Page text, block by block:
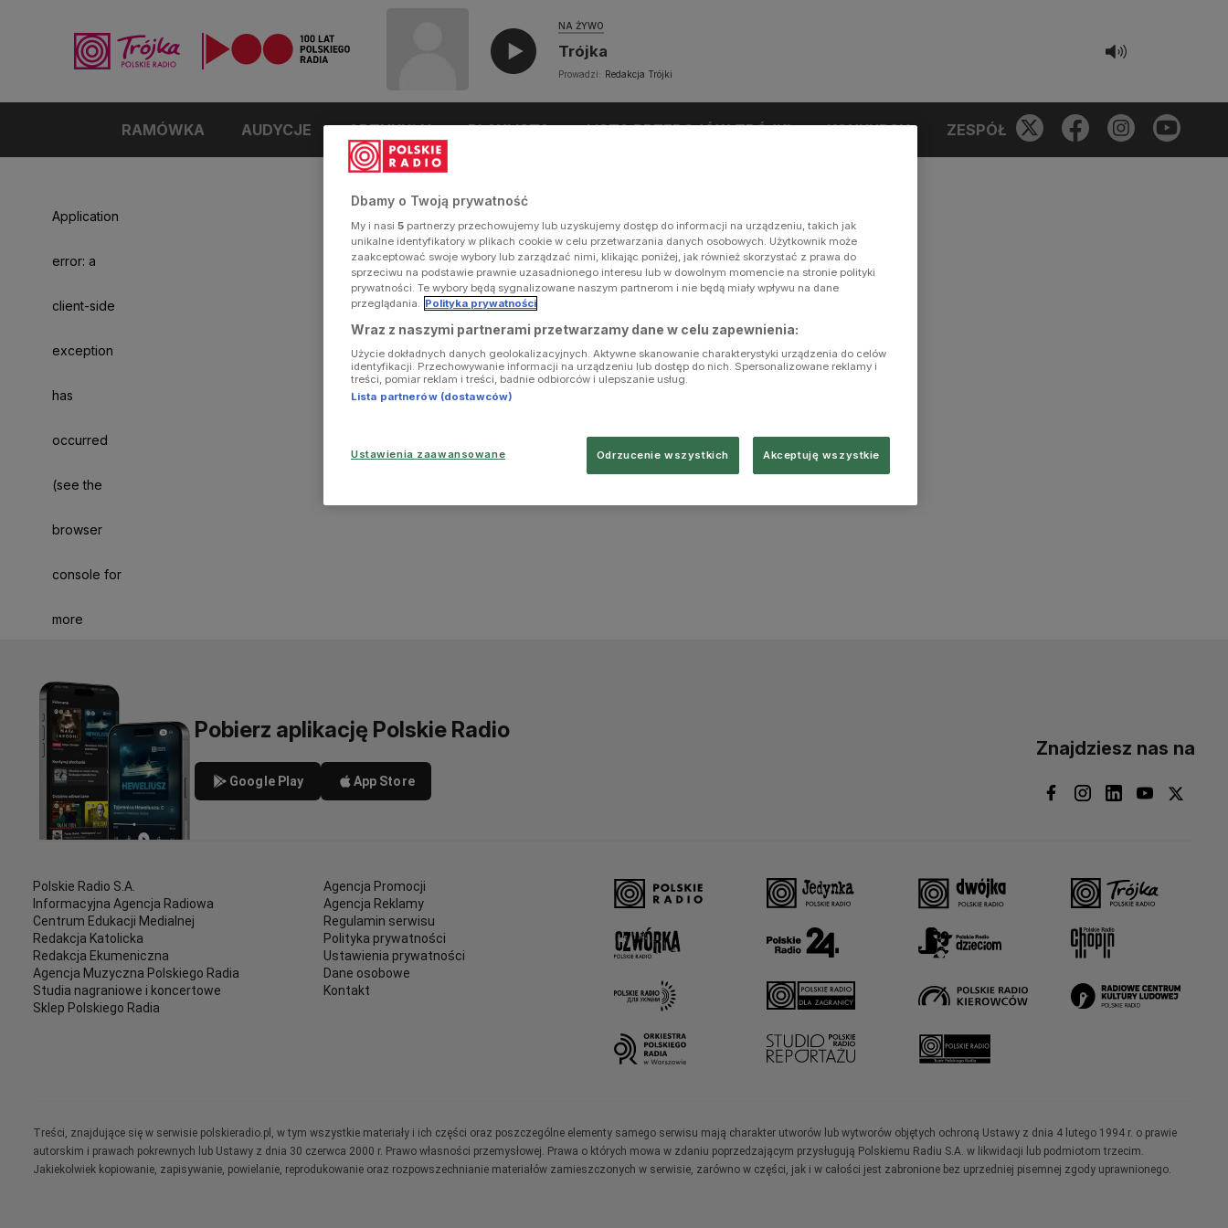
NA ŻYWO
Trójka
Prowadzi: Redakcja Trójki
RAMÓWKA AUDYCJE ARTYKUŁY PLAYLISTA LISTA PRZEBOJÓW TRÓJKI KONKURSY ZESPÓŁ
Application
error: a
client-side
exception
has
occurred
(see the
browser
console for
more
Pobierz aplikację Polskie Radio
Google Play App Store
Znajdziesz nas na
Polskie Radio S.A.
Informacyjna Agencja Radiowa
Centrum Edukacji Medialnej
Redakcja Katolicka
Redakcja Ekumeniczna
Agencja Muzyczna Polskiego Radia
Studia nagraniowe i koncertowe
Sklep Polskiego Radia
Agencja Promocji
Agencja Reklamy
Regulamin serwisu
Polityka prywatności
Ustawienia prywatności
Dane osobowe
Kontakt
Treści, znajdujące się w serwisie polskieradio.pl, w tym wszystkie materiały i ich części oraz poszczególne elementy samego serwisu mają charakter utworów lub wytworów objętych ochroną Ustawy z dnia 4 lutego 1994 r. o prawie
autorskim i prawach pokrewnych lub Ustawy z dnia 30 czerwca 2000 r. Prawo własności przemysłowej. Prawa o których mowa w zdaniu poprzedzającym przysługują Polskiemu Radiu S.A. w likwidacji lub podmiotom trzecim.
Jakiekolwiek kopiowanie, zapisywanie, powielanie, reprodukowanie oraz rozpowszechnianie materiałów zamieszczonych w serwisie, zarówno w części, jak i w całości jest zabronione bez uprzedniej pisemnej zgody uprawnionego.
Dbamy o Twoją prywatność
My i nasi 5 partnerzy przechowujemy lub uzyskujemy dostęp do informacji na urządzeniu, takich jak
unikalne identyfikatory w plikach cookie w celu przetwarzania danych osobowych. Użytkownik może
zaakceptować swoje wybory lub zarządzać nimi, klikając poniżej, jak również skorzystać z prawa do
sprzeciwu na podstawie prawnie uzasadnionego interesu lub w dowolnym momencie na stronie polityki
prywatności. Te wybory będą sygnalizowane naszym partnerom i nie będą miały wpływu na dane
przeglądania. Polityka prywatności
Wraz z naszymi partnerami przetwarzamy dane w celu zapewnienia:
Użycie dokładnych danych geolokalizacyjnych. Aktywne skanowanie charakterystyki urządzenia do celów
identyfikacji. Przechowywanie informacji na urządzeniu lub dostęp do nich. Spersonalizowane reklamy i
treści, pomiar reklam i treści, badnie odbiorców i ulepszanie usług.
Lista partnerów (dostawców)
Ustawienia zaawansowane Odrzucenie wszystkich Akceptuję wszystkie